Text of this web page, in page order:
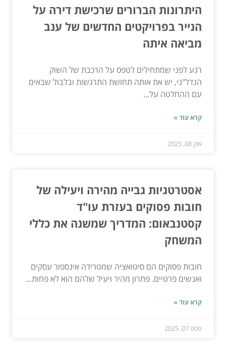
היתרונות הברורים שרכישת דירה על
הנייר בפרויקטים החדשים של ענב
מביאה איתה
רגע לפני שמתחילים לטפס על הרכבת של השוק
הנדל"ני, יש את אותה תחושת התרגשות ובלבול שבאים
עם ההחלטה על...
קרא עוד »
אוק 08, 2025
אסטרטגיות גבייה מהירה ויעילה של
חובות פסוקים בעזרת עו"ד
קסטנבאום: המדריך שמשנה את כללי
המשחק
חובות פסוקים הם סיטואציה שמטרידה אינספור עסקים
ואנשים פרטיים. פתרון מהיר ויעיל שלהם הוא לא פחות...
קרא עוד »
ספט 07, 2025